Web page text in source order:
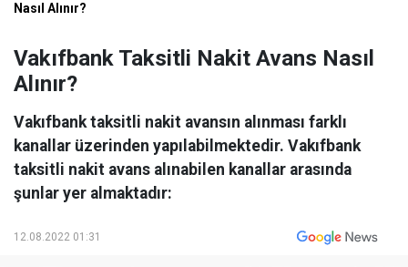
Nasıl Alınır?
Vakıfbank Taksitli Nakit Avans Nasıl
Alınır?
Vakıfbank taksitli nakit avansın alınması farklı
kanallar üzerinden yapılabilmektedir. Vakıfbank
taksitli nakit avans alınabilen kanallar arasında
şunlar yer almaktadır:
12.08.2022 01:31